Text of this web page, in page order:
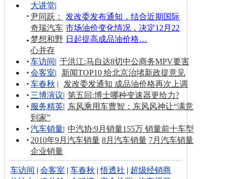
发改委发布通知，结合近期国际
市场油价变化情况，决定12月22
日起提高成品油价格…
大讲堂|
尹同跃：
奇瑞汽车
梦想和野
心并存
车访间| 于洪江:马自达8切中公商务MPV要害
会客室|
新闻TOP10 给北京治堵新政提意见
车春秋 |
发改委发通知 成品油价格再次上调
三博演议| 第五回:博士哪种变速器更给力?
服务精英| 东风乘用车曹智：东风风神让“满意
到家”
汽车销量| 中汽协:9月销量155万 销量前十车型
2010年9月汽车销量 8月汽车销量 7月汽车销量
企业销量
车访间 |会客室 |车春秋 |悟透社 | 超级经销商